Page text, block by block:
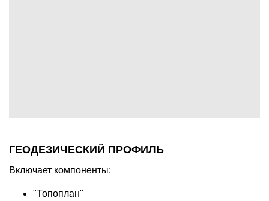
ГЕОДЕЗИЧЕСКИЙ ПРОФИЛЬ
Включает компоненты:
"Топоплан"